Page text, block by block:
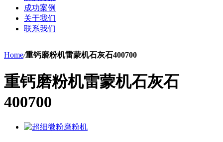
成功案例
关于我们
联系我们
Home/重钙磨粉机雷蒙机石灰石400700
重钙磨粉机雷蒙机石灰石
400700